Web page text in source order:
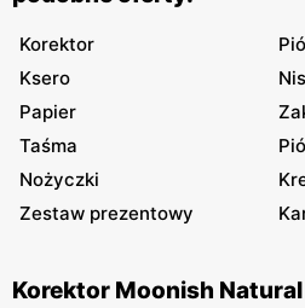
Korektor
Ksero
Papier
Taśma
Nożyczki
Zestaw prezentowy
Korektor Moonish